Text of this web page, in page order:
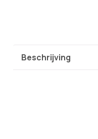
Beschrijving